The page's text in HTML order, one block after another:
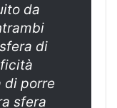
da
di
di porre
sfera